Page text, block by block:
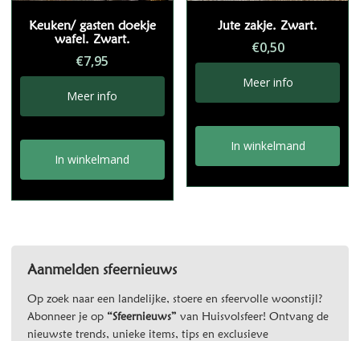
Keuken/ gasten doekje
wafel. Zwart.
€7,95
Meer info
In winkelmand
Jute zakje. Zwart.
€0,50
Meer info
In winkelmand
Aanmelden sfeernieuws
Op zoek naar een landelijke, stoere en sfeervolle woonstijl?
Abonneer je op “Sfeernieuws” van Huisvolsfeer! Ontvang de
nieuwste trends, unieke items, tips en exclusieve